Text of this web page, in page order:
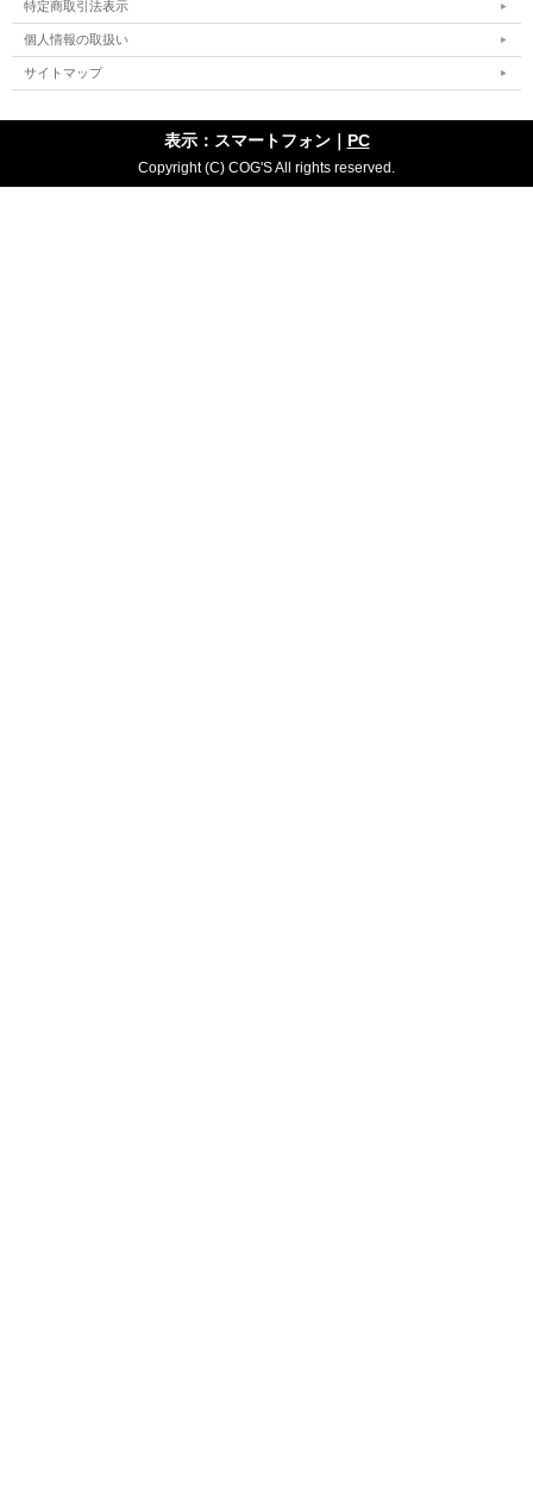
特定商取引法表示
個人情報の取扱い
サイトマップ
表示：スマートフォン｜ PC
Copyright (C) COG'S All rights reserved.